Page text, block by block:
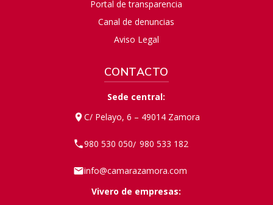
Portal de transparencia
Canal de denuncias
Aviso Legal
CONTACTO
Sede central:
C/ Pelayo, 6 – 49014 Zamora
980 530 050/ 980 533 182
info@camarazamora.com
Vivero de empresas: